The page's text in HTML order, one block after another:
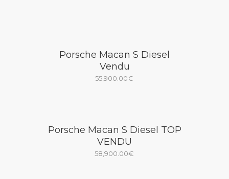
Porsche Macan S Diesel
Vendu
55,900.00€
Porsche Macan S Diesel TOP
VENDU
58,900.00€